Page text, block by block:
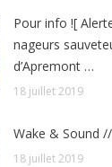
Pour info ![
nageurs
d’Apremont …
18 juillet 2019
Wake & Sound
18 juillet 2019